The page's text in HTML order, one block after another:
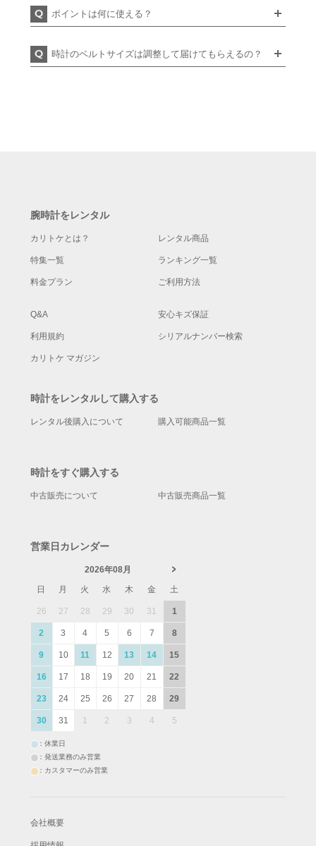
ポイントは何に使える？
時計のベルトサイズは調整して届けてもらえるの？
腕時計をレンタル
カリトケとは？ レンタル商品
特集一覧 ランキング一覧
料金プラン ご利用方法
Q&A 安心キズ保証
利用規約 シリアルナンバー検索
カリトケ マガジン
時計をレンタルして購入する
レンタル後購入について 購入可能商品一覧
時計をすぐ購入する
中古販売について 中古販売商品一覧
営業日カレンダー
2026年08月
日
月 火 水 木 金 土
26 27 28 29 30 31 1
2 3 4 5 6 7 8
9 10 11 12 13 14 15
16 17 18 19 20 21 22
23 24 25 26 27 28 29
30 31 1 2 3 4 5
：休業日
：発送業務のみ営業
：カスタマーのみ営業
会社概要